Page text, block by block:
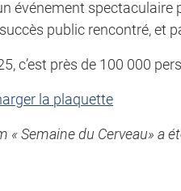
événement
public rencontré, et
c’est près de 100 000
la plaquette
« Semaine du Cerveau» a